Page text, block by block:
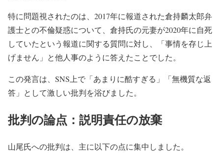
特に問題視されたのは、2017年に報道された倉持麟太郎弁
護士との不倫疑惑について、倉持氏の元妻が2020年に自死
していたという報道に関する質問に対し、「事情を存じ上
げません」と他人事のように答えたことでした。
この発言は、SNS上で「あまりに酷すぎる」「無機質な返
答」として激しい批判を浴びました。
批判の論点：説明責任の放棄
山尾氏への批判は、主に以下の点に集中しました。